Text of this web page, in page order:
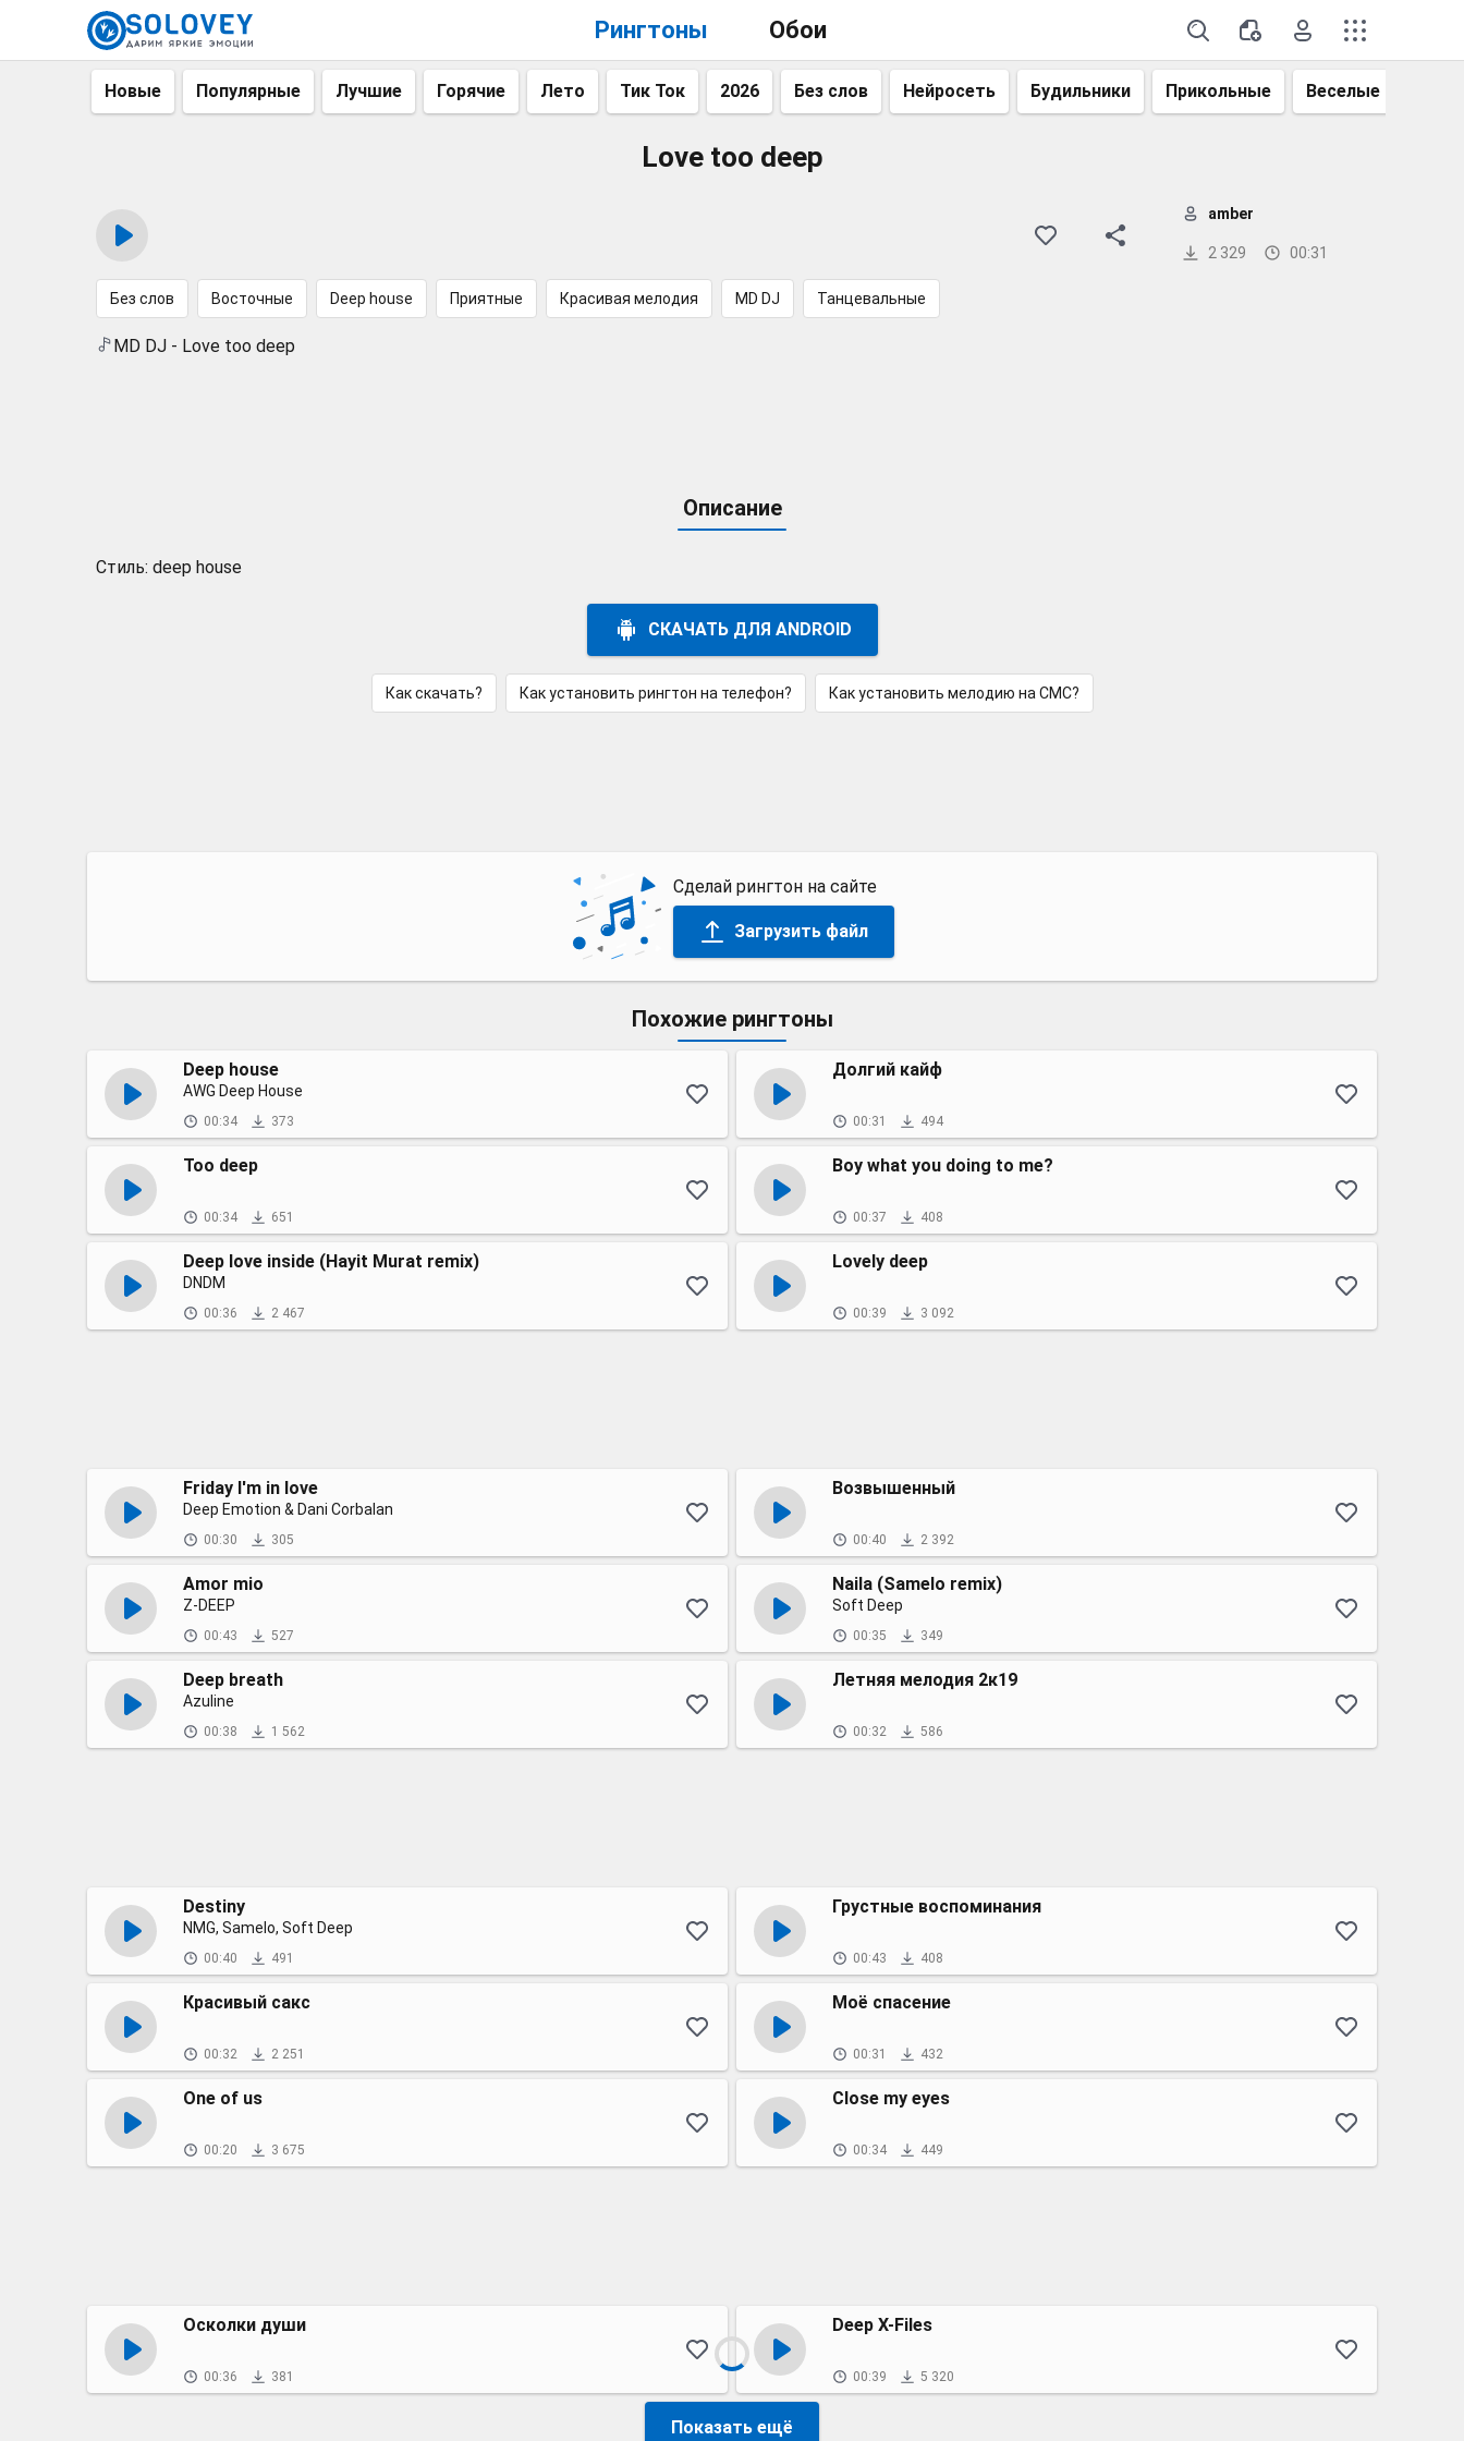
Рингтоны Обои
Новые Популярные Лучшие Горячие Лето Тик Ток 2026 Без слов Нейросеть Будильники Прикольные Веселые
Love too deep
2 329 00:31
amber
Без слов Восточные Deep house Приятные Красивая мелодия MD DJ Танцевальные
MD DJ - Love too deep
Описание
Стиль: deep house
СКАЧАТЬ ДЛЯ ANDROID
Как скачать? Как установить рингтон на телефон? Как установить мелодию на СМС?
Сделай рингтон на сайте
Загрузить файл
Похожие рингтоны
Deep house
AWG Deep House
00:34 373
Долгий кайф
00:31 494
Too deep
00:34 651
Boy what you doing to me?
00:37 408
Deep love inside (Hayit Murat remix)
DNDM
00:36 2 467
Lovely deep
00:39 3 092
Friday I'm in love
Deep Emotion & Dani Corbalan
00:30 305
Возвышенный
00:40 2 392
Amor mio
Z-DEEP
00:43 527
Naila (Samelo remix)
Soft Deep
00:35 349
Deep breath
Azuline
00:38 1 562
Летняя мелодия 2к19
00:32 586
Destiny
NMG, Samelo, Soft Deep
00:40 491
Грустные воспоминания
00:43 408
Красивый сакс
00:32 2 251
Моё спасение
00:31 432
One of us
00:20 3 675
Close my eyes
00:34 449
Осколки души
00:36 381
Deep X-Files
00:39 5 320
Показать ещё